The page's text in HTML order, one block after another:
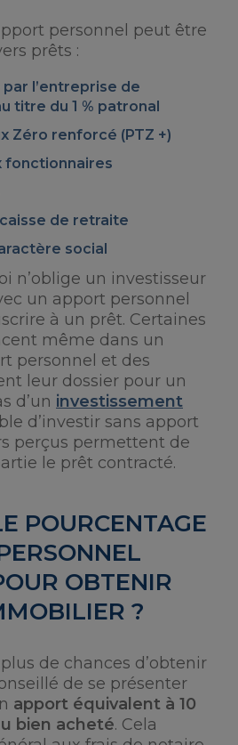
personnel peut être
prêts :
l’entreprise de
titre du 1 % patronal
Zéro renforcé (PTZ +)
fonctionnaires
de retraite
social
n’oblige un investisseur
un apport personnel
à un prêt. Certaines
même dans un
personnel et des
leur dossier pour un
d’un investissement
d’investir sans apport
perçus permettent de
le prêt contracté.
POURCENTAGE
OBTENIR
?
de chances d’obtenir
de se présenter
apport équivalent à 10
bien acheté. Cela